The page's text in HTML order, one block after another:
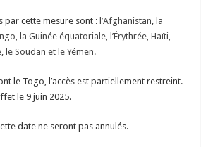
par cette mesure sont : l’Afghanistan, la
la Guinée équatoriale, l’Érythrée, Haïti,
le Soudan et le Yémen.
le Togo, l’accès est partiellement restreint.
le 9 juin 2025.
date ne seront pas annulés.